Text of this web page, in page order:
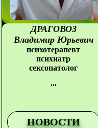
ДРАГОВОЗ
Владимир Юрьевич
психотерапевт
психиатр
сексопатолог
...
НОВОСТИ